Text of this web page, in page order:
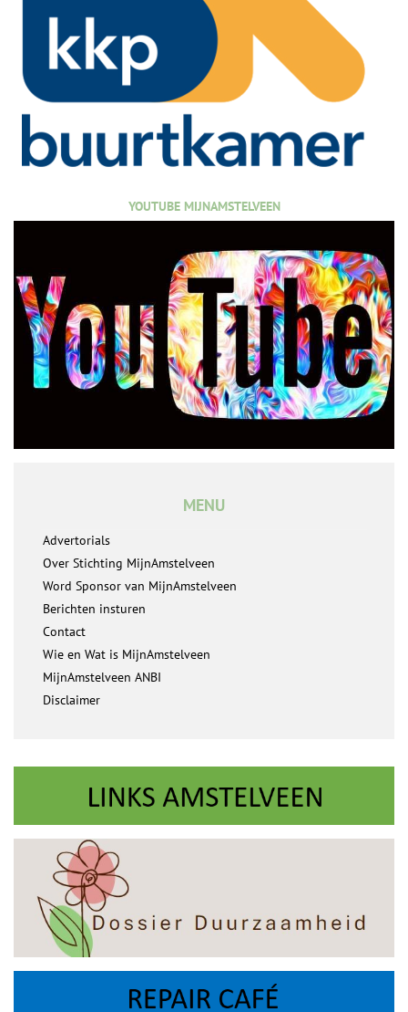
YOUTUBE MIJNAMSTELVEEN
MENU
Advertorials
Over Stichting MijnAmstelveen
Word Sponsor van MijnAmstelveen
Berichten insturen
Contact
Wie en Wat is MijnAmstelveen
MijnAmstelveen ANBI
Disclaimer